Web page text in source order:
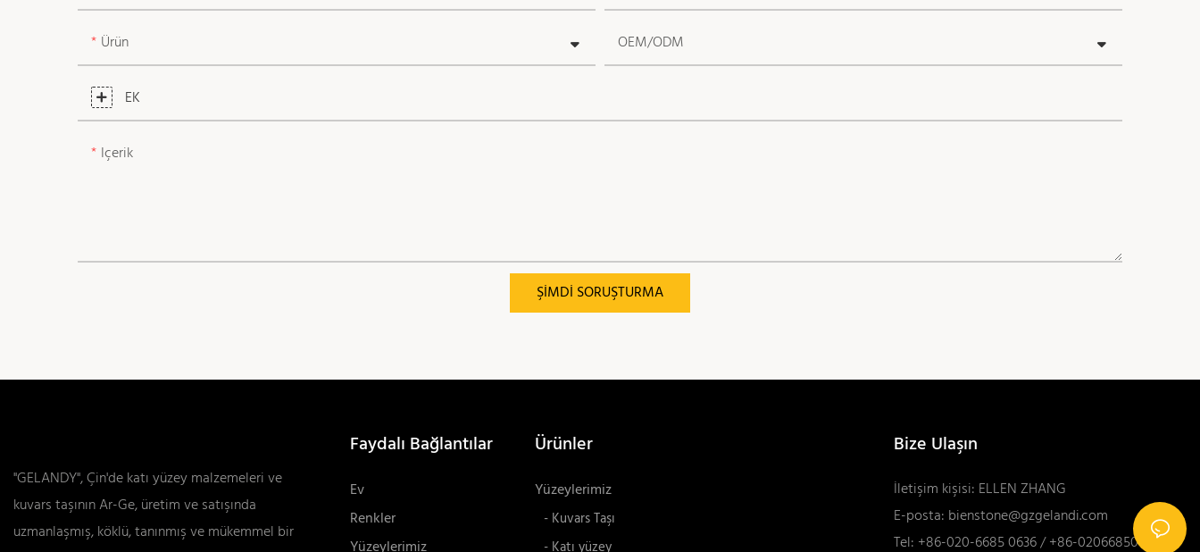
Ürün OEM/ODM
EK
Içerik
ŞIMDI SORUŞTURMA
"GELANDY", Çin'de katı yüzey malzemeleri ve
kuvars taşının Ar-Ge, üretim ve satışında
uzmanlaşmış, köklü, tanınmış ve mükemmel bir
Faydalı Bağlantılar
Ev
Renkler
Yüzeylerimiz
Ürünler
Yüzeylerimiz
- Kuvars Taşı
- Katı yüzey
Bize Ulaşın
İletişim kişisi: ELLEN ZHANG
E-posta: bienstone@gzgelandi.com
Tel: +86-020-6685 0636 / +86-02066850616